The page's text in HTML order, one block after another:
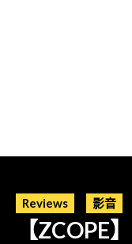
Reviews 影音
【ZCOPE